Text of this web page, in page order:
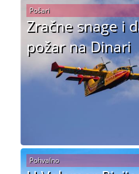
Zračne snage i
požar na Dinari
Pošari
Pohvalno